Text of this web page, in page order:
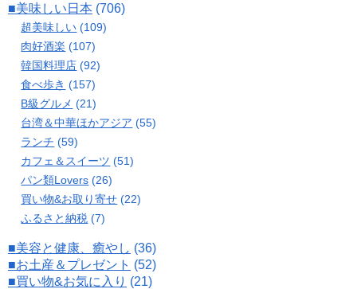
■美味しい日本 (706)
超美味しい (109)
肉好酒楽 (107)
韓国料理店 (92)
食べ歩き (157)
B級グルメ (21)
台湾＆中華ほかアジア (55)
ランチ (59)
カフェ＆スイーツ (51)
パン類Lovers (26)
買い物&お取り寄せ (22)
ふるさと納税 (7)
■美容と健康、癒やし (36)
■お土産＆プレゼント (52)
■買い物&お気に入り (21)